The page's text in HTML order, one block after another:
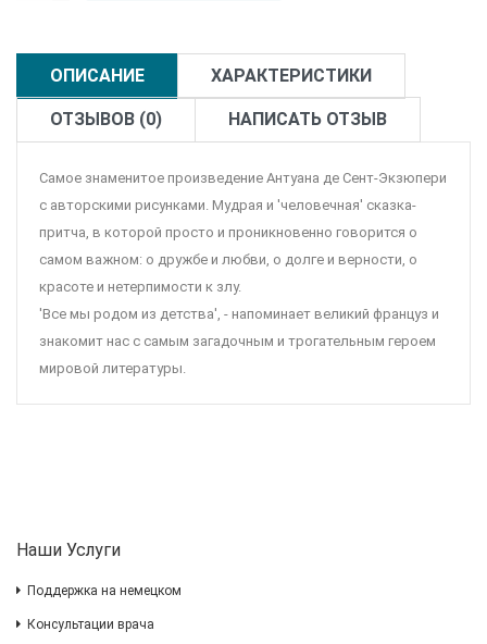
ОПИСАНИЕ ХАРАКТЕРИСТИКИ
ОТЗЫВОВ (0) НАПИСАТЬ ОТЗЫВ
Самое знаменитое произведение Антуана де Сент-Экзюпери
с авторскими рисунками. Мудрая и 'человечная' сказка-
притча, в которой просто и проникновенно говорится о
самом важном: о дружбе и любви, о долге и верности, о
красоте и нетерпимости к злу.
'Все мы родом из детства', - напоминает великий француз и
знакомит нас с самым загадочным и трогательным героем
мировой литературы.
Наши Услуги
Поддержка на немецком
Консультации врача